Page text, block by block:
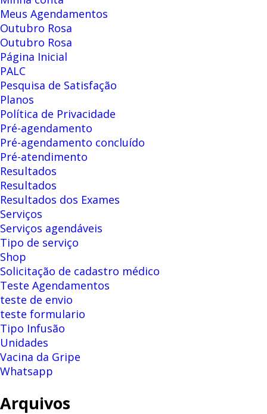
Meus Agendamentos
Outubro Rosa
Outubro Rosa
Página Inicial
PALC
Pesquisa de Satisfação
Planos
Política de Privacidade
Pré-agendamento
Pré-agendamento concluído
Pré-atendimento
Resultados
Resultados
Resultados dos Exames
Serviços
Serviços agendáveis
Tipo de serviço
Shop
Solicitação de cadastro médico
Teste Agendamentos
teste de envio
teste formulario
Tipo Infusão
Unidades
Vacina da Gripe
Whatsapp
Arquivos